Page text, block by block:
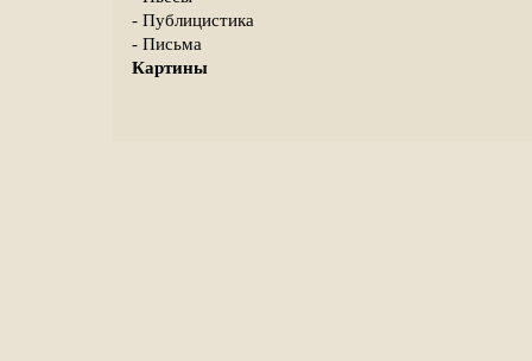
- Публицистика
- Письма
Картины